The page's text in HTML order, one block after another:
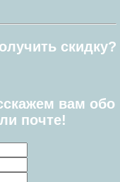
скидку?
вам обо
почте!